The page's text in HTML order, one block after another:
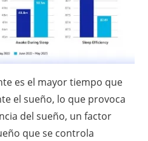
es el mayor tiempo que
el sueño, lo que provoca
del sueño, un factor
que se controla